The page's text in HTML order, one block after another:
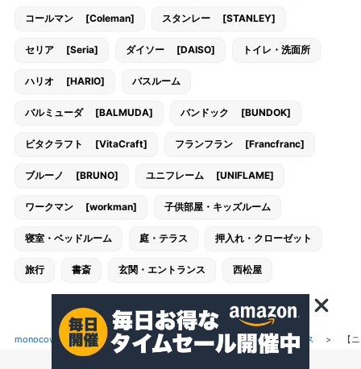
コールマン [Coleman] スタンレー [STANLEY]
セリア [Seria] ダイソー [DAISO] トイレ・洗面所
ハリオ [HARIO] バスルーム
バルミューダ [BALMUDA] バンドック [BUNDOK]
ビタクラフト [VitaCraft] フランフラン [Francfranc]
ブルーノ [BRUNO] ユニフレーム [UNIFLAME]
ワークマン [workman] 子供部屋・キッズルーム
寝室・ベッドルーム 庭・テラス 押入れ・クローゼット
旅行 書斎 玄関・エントランス 西松屋
monocow[モノカウ]>キッチン用品 >食器・カトラリー・グラス > 【